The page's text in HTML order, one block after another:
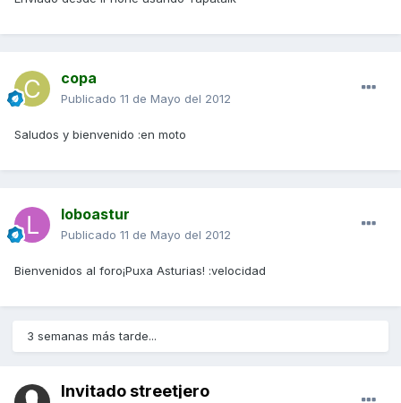
copa
Publicado 11 de Mayo del 2012
Saludos y bienvenido :en moto
loboastur
Publicado 11 de Mayo del 2012
Bienvenidos al foro¡Puxa Asturias! :velocidad
3 semanas más tarde...
Invitado streetjero